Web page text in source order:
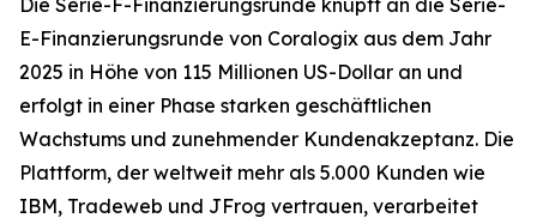
E-Finanzierungsrunde von Coralogix aus dem Jahr
2025 in Höhe von 115 Millionen US-Dollar an und
erfolgt in einer Phase starken geschäftlichen
Wachstums und zunehmender Kundenakzeptanz. Die
Plattform, der weltweit mehr als 5.000 Kunden wie
IBM, Tradeweb und JFrog vertrauen, verarbeitet